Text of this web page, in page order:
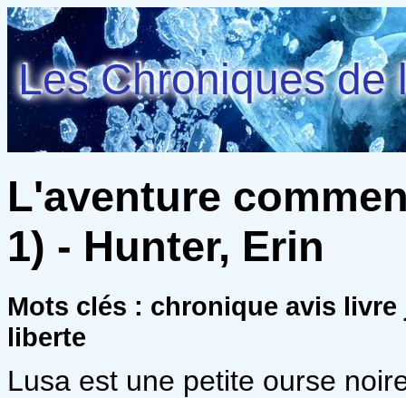
Les Chroniques de
L'aventure
1) - Hunter, Erin
Mots clés : chronique avis
liberte
Lusa est une petite ourse